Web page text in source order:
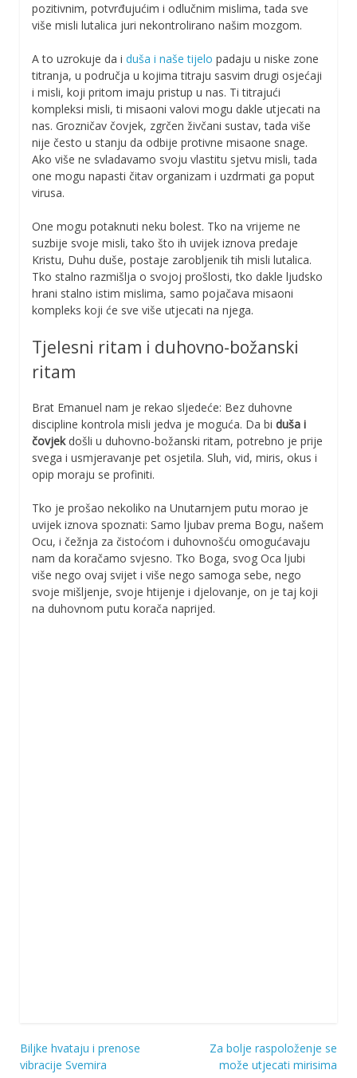
pozitivnim, potvrđujućim i odlučnim mislima, tada sve
više misli lutalica juri nekontrolirano našim mozgom.
A to uzrokuje da i duša i naše tijelo padaju u niske zone
titranja, u područja u kojima titraju sasvim drugi osjećaji
i misli, koji pritom imaju pristup u nas. Ti titrajući
kompleksi misli, ti misaoni valovi mogu dakle utjecati na
nas. Grozničav čovjek, zgrčen živčani sustav, tada više
nije često u stanju da odbije protivne misaone snage.
Ako više ne svladavamo svoju vlastitu sjetvu misli, tada
one mogu napasti čitav organizam i uzdrmati ga poput
virusa.
One mogu potaknuti neku bolest. Tko na vrijeme ne
suzbije svoje misli, tako što ih uvijek iznova predaje
Kristu, Duhu duše, postaje zarobljenik tih misli lutalica.
Tko stalno razmišlja o svojoj prošlosti, tko dakle ljudsko
hrani stalno istim mislima, samo pojačava misaoni
kompleks koji će sve više utjecati na njega.
Tjelesni ritam i duhovno-božanski
ritam
Brat Emanuel nam je rekao sljedeće: Bez duhovne
discipline kontrola misli jedva je moguća. Da bi duša i
čovjekdošli u duhovno-božanski ritam, potrebno je prije
svega i usmjeravanje pet osjetila. Sluh, vid, miris, okus i
opip moraju se profiniti.
Tko je prošao nekoliko na Unutarnjem putu morao je
uvijek iznova spoznati: Samo ljubav prema Bogu, našem
Ocu, i čežnja za čistoćom i duhovnošću omogućavaju
nam da koračamo svjesno. Tko Boga, svog Oca ljubi
više nego ovaj svijet i više nego samoga sebe, nego
svoje mišljenje, svoje htijenje i djelovanje, on je taj koji
na duhovnom putu korača naprijed.
Navigacija
Biljke hvataju i prenose
vibracije Svemira
Za bolje raspoloženje se
može utjecati mirisima